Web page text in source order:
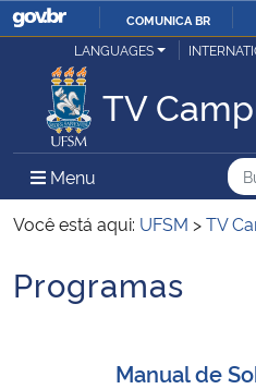
IR
O
COMUNICA BR
Ministério da Justiça e Segurança
Ministério da Defesa
Ministério das Relações Exteriores
Ministério da Economia
LANGUAGES
TV
Menu Menu Principal do
Você está aqui: UFSM >TV
Início do conteúdo
Programas
Manual de